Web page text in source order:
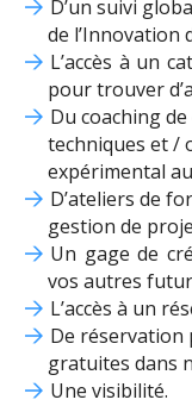
D’un suivi
de l’Innovation
L’accès à un
pour trouver
Du coaching
techniques et /
expérimental
D’ateliers de
gestion de
Un gage de
vos autres
L’accès à un
De réservation
gratuites dans
Une visibilité.